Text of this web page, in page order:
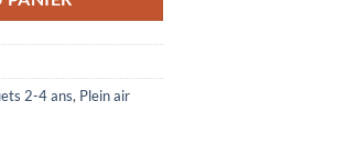
2-4 ans, Plein air